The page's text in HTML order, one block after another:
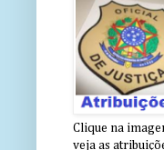
Clique na
veja as